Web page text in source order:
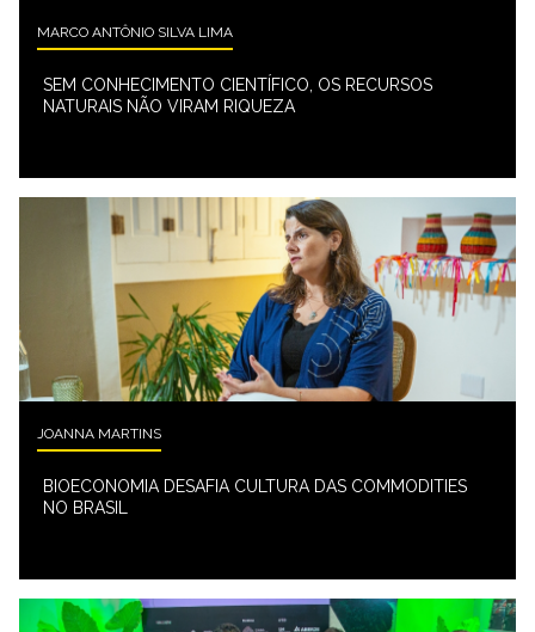
MARCO ANTÔNIO SILVA LIMA
SEM CONHECIMENTO CIENTÍFICO, OS RECURSOS
NATURAIS NÃO VIRAM RIQUEZA
JOANNA MARTINS
BIOECONOMIA DESAFIA CULTURA DAS COMMODITIES
NO BRASIL